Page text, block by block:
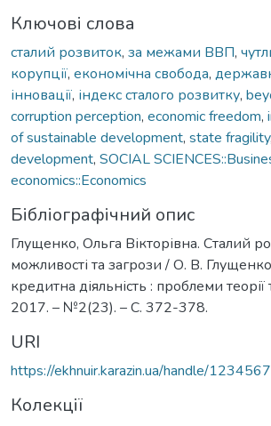
Ключові слова
сталий розвиток, за межами ВВП,
корупції, економічна свобода,
інновації, індекс сталого розвитку,
corruption perception, economic freedom,
of sustainable development, state fragility,
development, SOCIAL
economics::Economics
Бібліографічний опис
Глущенко, Ольга Вікторівна. Сталий
можливості та загрози / О. В.
кредитна діяльність : проблеми
2017. – №2(23). – C. 372-378.
URI
https://ekhnuir.karazin.ua/handle/
Колекції